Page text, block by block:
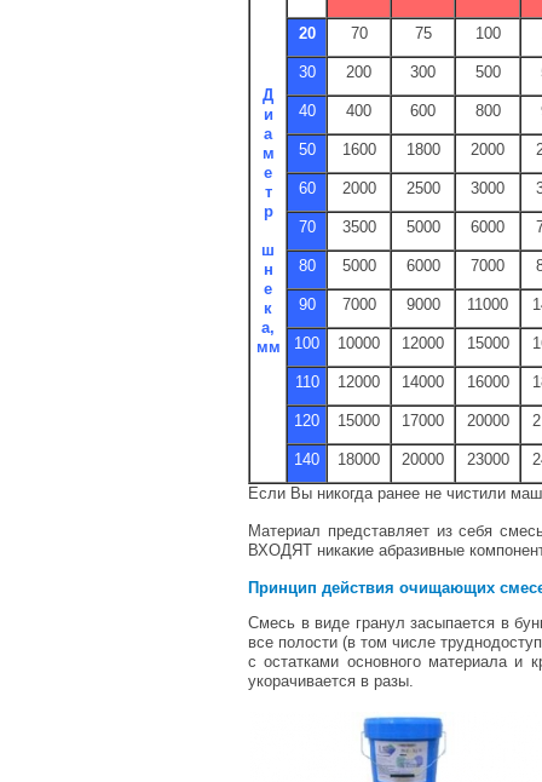
Д
и
а
м
е
т
р
ш
н
е
к
а,
мм
20 70 75 100
30 200 300 500
40 400 600 800
50 1600 1800 2000
60 2000 2500 3000
70 3500 5000 6000
80 5000 6000 7000
90 7000 9000 11000
100 10000 12000 15000
110 12000 14000 16000
120 15000 17000 20000
140 18000 20000 23000
Если Вы никогда ранее не чистили
Материал представляет из себя
ВХОДЯТ никакие абразивные
Принцип действия очищающих
Смесь в виде гранул засыпается в
все полости (в том числе
с остатками основного материала и
укорачивается в разы.